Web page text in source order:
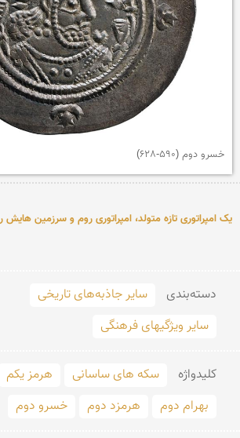
خسرو دوم (590-628)
یک امپراتوری تازه متولد، امپراتوری روم و سرزمین هایش
دسته‌بندی
سایر جاذبه‌های تاریخی
سایر ویژگیهای فرهنگی
کلید‌واژه سکه های ساسانی هرمز یکم
بهرام دوم
هرمزد دوم خسرو دوم